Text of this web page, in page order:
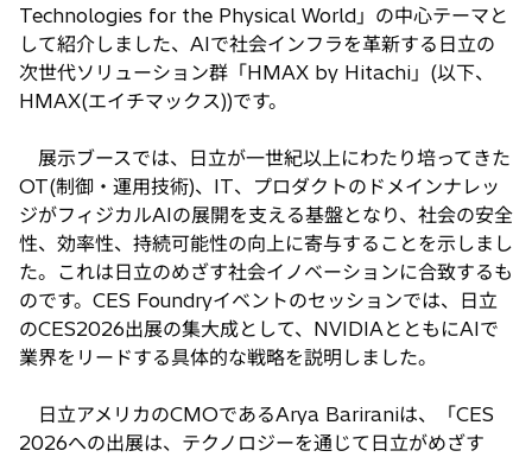
Technologies for the Physical World」の中心テーマと
して紹介しました、AIで社会インフラを革新する日立の
次世代ソリューション群「HMAX by Hitachi」(以下、
HMAX(エイチマックス))です。
展示ブースでは、日立が一世紀以上にわたり培ってきた
OT(制御・運用技術)、IT、プロダクトのドメインナレッ
ジがフィジカルAIの展開を支える基盤となり、社会の安全
性、効率性、持続可能性の向上に寄与することを示しまし
た。これは日立のめざす社会イノベーションに合致するも
のです。CES Foundryイベントのセッションでは、日立
のCES2026出展の集大成として、NVIDIAとともにAIで
業界をリードする具体的な戦略を説明しました。
日立アメリカのCMOであるArya Bariraniは、「CES
2026への出展は、テクノロジーを通じて日立がめざす